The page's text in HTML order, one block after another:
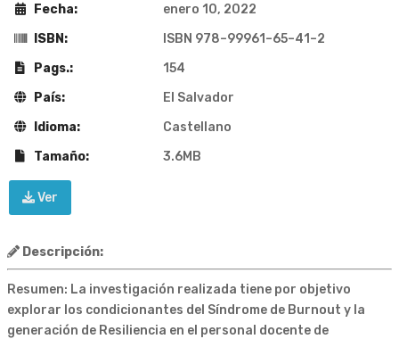
Fecha:
enero 10, 2022
ISBN:
ISBN 978–99961–65–41–2
Pags.:
154
País:
El Salvador
Idioma:
Castellano
Tamaño:
3.6MB
Ver
Descripción:
Resumen: La investigación realizada tiene por objetivo
explorar los condicionantes del Síndrome de Burnout y la
generación de Resiliencia en el personal docente de